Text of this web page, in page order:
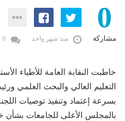
0
مشاركة منذ شهر واحد
خاطبت النقابة العامة للأطباء
التعليم العالي والبحث العلمي
بسرعة إعتماد وتنفيذ توصيات
بالمجلس الأعلى للجامعات بشأن